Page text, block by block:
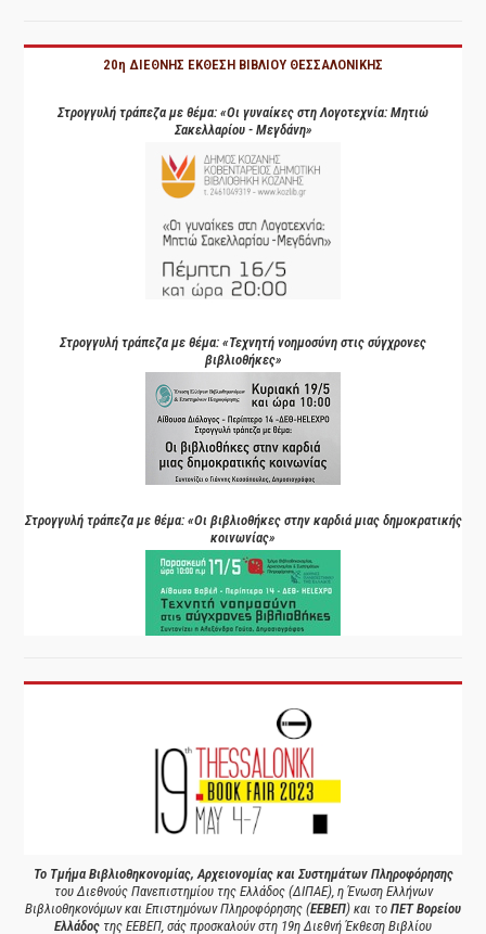
20η ΔΙΕΘΝΗΣ ΕΚΘΕΣΗ ΒΙΒΛΙΟΥ ΘΕΣΣΑΛΟΝΙΚΗΣ
Στρογγυλή τράπεζα με θέμα: «Οι γυναίκες στη Λογοτεχνία: Μητιώ
Σακελλαρίου - Μεγδάνη»
Στρογγυλή τράπεζα με θέμα: «Τεχνητή νοημοσύνη στις σύγχρονες
βιβλιοθήκες»
Στρογγυλή τράπεζα με θέμα: «Οι βιβλιοθήκες στην καρδιά μιας δημοκρατικής
κοινωνίας»
Το Τμήμα Βιβλιοθηκονομίας, Αρχειονομίας και Συστημάτων Πληροφόρησης
του Διεθνούς Πανεπιστημίου της Ελλάδος (ΔΙΠΑΕ), η Ένωση Ελλήνων
Βιβλιοθηκονόμων και Επιστημόνων Πληροφόρησης (ΕΕΒΕΠ) και το ΠΕΤ Βορείου
Ελλάδος της ΕΕΒΕΠ, σάς προσκαλούν στη 19η Διεθνή Έκθεση Βιβλίου